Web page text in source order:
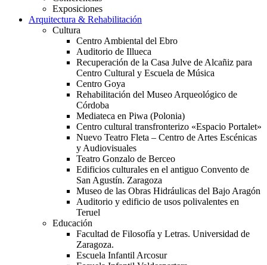
Exposiciones
Arquitectura & Rehabilitación
Cultura
Centro Ambiental del Ebro
Auditorio de Illueca
Recuperación de la Casa Julve de Alcañiz para
Centro Cultural y Escuela de Música
Centro Goya
Rehabilitación del Museo Arqueológico de
Córdoba
Mediateca en Piwa (Polonia)
Centro cultural transfronterizo «Espacio Portalet»
Nuevo Teatro Fleta – Centro de Artes Escénicas
y Audiovisuales
Teatro Gonzalo de Berceo
Edificios culturales en el antiguo Convento de
San Agustín. Zaragoza
Museo de las Obras Hidráulicas del Bajo Aragón
Auditorio y edificio de usos polivalentes en
Teruel
Educación
Facultad de Filosofía y Letras. Universidad de
Zaragoza.
Escuela Infantil Arcosur